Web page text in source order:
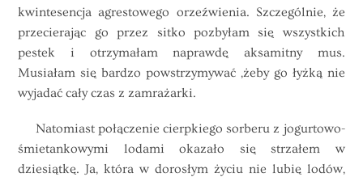
kwintesencja agrestowego orzeźwienia. Szczególnie, że
przecierając go przez sitko pozbyłam się wszystkich
pestek i otrzymałam naprawdę aksamitny mus.
Musiałam się bardzo powstrzymywać ,żeby go łyżką nie
wyjadać cały czas z zamrażarki.
Natomiast połączenie cierpkiego sorberu z jogurtowo-
śmietankowymi lodami okazało się strzałem w
dziesiątkę. Ja, która w dorosłym życiu nie lubię lodów,